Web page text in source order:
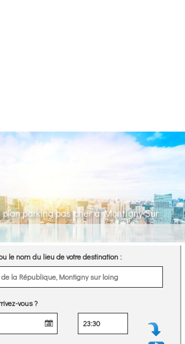
plan parking pas cher à Montigny Sur
le nom du lieu de votre destination :
vous ?